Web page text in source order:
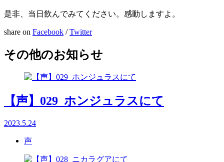
是非、当日飲んでみてください。感動しますよ。
share on Facebook /Twitter
その他のお知らせ
【声】029_ホンジュラスにて
2023.5.24
声